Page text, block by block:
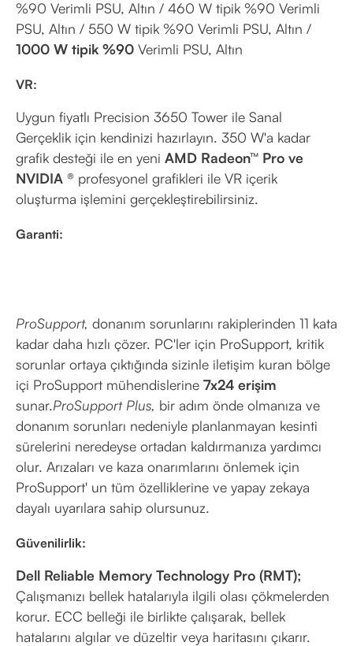
%90 Verimli PSU, Altın / 460 W tipik %90 Verimli
PSU, Altın / 550 W tipik %90 Verimli PSU, Altın /
1000 W tipik %90 Verimli PSU, Altın
VR:
Uygun fiyatlı Precision 3650 Tower ile Sanal
Gerçeklik için kendinizi hazırlayın. 350 W'a kadar
grafik desteği ile en yeni AMD Radeon™ Pro ve
NVIDIA ® profesyonel grafikleri ile VR içerik
oluşturma işlemini gerçekleştirebilirsiniz.
Garanti:
ProSupport, donanım sorunlarını rakiplerinden 11 kata
kadar daha hızlı çözer. PC'ler için ProSupport, kritik
sorunlar ortaya çıktığında sizinle iletişim kuran bölge
içi ProSupport mühendislerine 7x24 erişim
sunar.ProSupport Plus, bir adım önde olmanıza ve
donanım sorunları nedeniyle planlanmayan kesinti
sürelerini neredeyse ortadan kaldırmanıza yardımcı
olur. Arızaları ve kaza onarımlarını önlemek için
ProSupport' un tüm özelliklerine ve yapay zekaya
dayalı uyarılara sahip olursunuz.
Güvenilirlik:
Dell Reliable Memory Technology Pro (RMT);
Çalışmanızı bellek hatalarıyla ilgili olası çökmelerden
korur. ECC belleği ile birlikte çalışarak, bellek
hatalarını algılar ve düzeltir veya haritasını çıkarır.